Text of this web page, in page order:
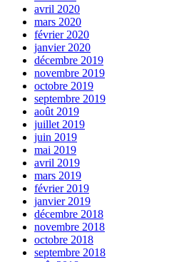
avril 2020
mars 2020
février 2020
janvier 2020
décembre 2019
novembre 2019
octobre 2019
septembre 2019
août 2019
juillet 2019
juin 2019
mai 2019
avril 2019
mars 2019
février 2019
janvier 2019
décembre 2018
novembre 2018
octobre 2018
septembre 2018